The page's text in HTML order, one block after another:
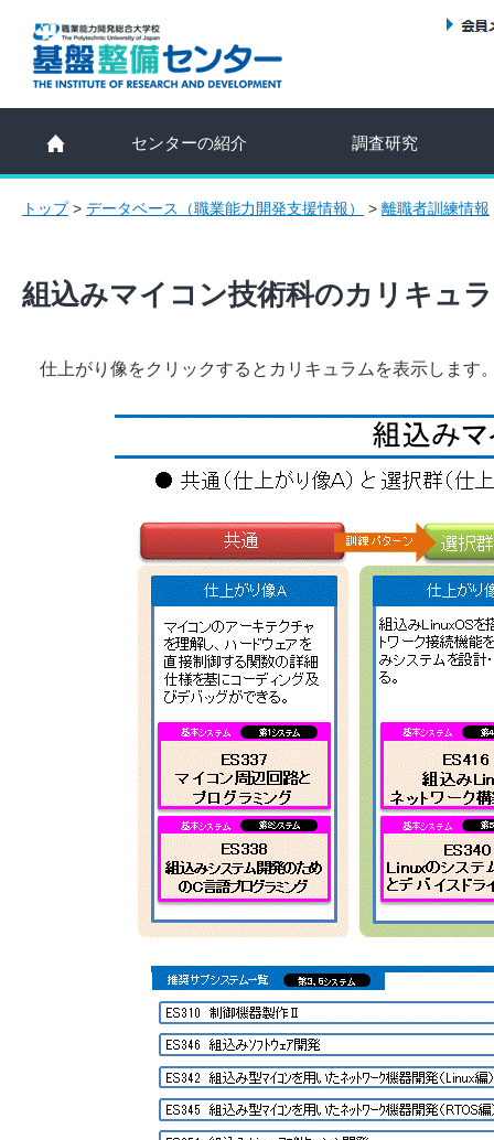
センターの紹介 調査研究
トップ> データベース（職業能力開発支援情報） > 離職者訓練情報
組込みマイコン技術科のカリキュ
仕上がり像をクリックするとカリキュラムを表示します